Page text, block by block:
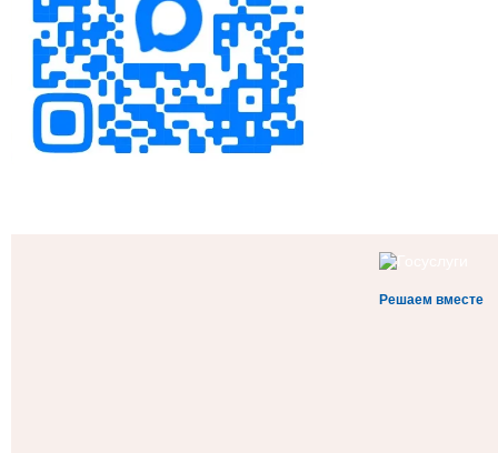
Решаем вместе